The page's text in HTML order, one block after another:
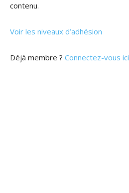
contenu.
Voir les niveaux d’adhésion
Déjà membre ? Connectez-vous ici